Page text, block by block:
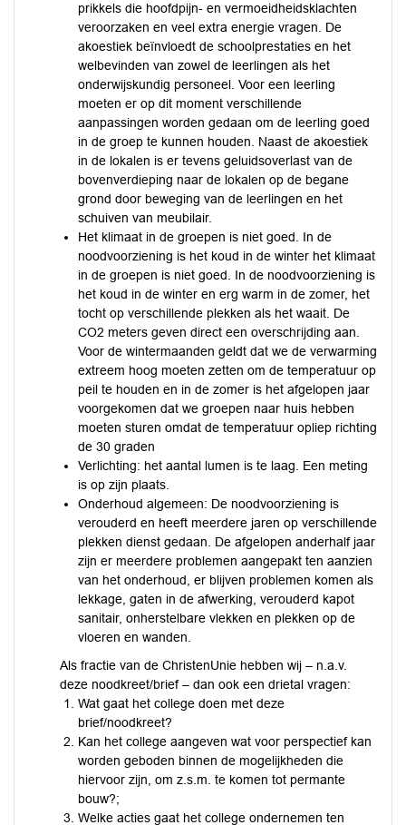
prikkels die hoofdpijn- en vermoeidheidsklachten
veroorzaken en veel extra energie vragen. De
akoestiek beïnvloedt de schoolprestaties en het
welbevinden van zowel de leerlingen als het
onderwijskundig personeel. Voor een leerling
moeten er op dit moment verschillende
aanpassingen worden gedaan om de leerling goed
in de groep te kunnen houden. Naast de akoestiek
in de lokalen is er tevens geluidsoverlast van de
bovenverdieping naar de lokalen op de begane
grond door beweging van de leerlingen en het
schuiven van meubilair.
Het klimaat in de groepen is niet goed. In de
noodvoorziening is het koud in de winter het klimaat
in de groepen is niet goed. In de noodvoorziening is
het koud in de winter en erg warm in de zomer, het
tocht op verschillende plekken als het waait. De
CO2 meters geven direct een overschrijding aan.
Voor de wintermaanden geldt dat we de verwarming
extreem hoog moeten zetten om de temperatuur op
peil te houden en in de zomer is het afgelopen jaar
voorgekomen dat we groepen naar huis hebben
moeten sturen omdat de temperatuur opliep richting
de 30 graden
Verlichting: het aantal lumen is te laag. Een meting
is op zijn plaats.
Onderhoud algemeen: De noodvoorziening is
verouderd en heeft meerdere jaren op verschillende
plekken dienst gedaan. De afgelopen anderhalf jaar
zijn er meerdere problemen aangepakt ten aanzien
van het onderhoud, er blijven problemen komen als
lekkage, gaten in de afwerking, verouderd kapot
sanitair, onherstelbare vlekken en plekken op de
vloeren en wanden.
Als fractie van de ChristenUnie hebben wij – n.a.v.
deze noodkreet/brief – dan ook een drietal vragen:
Wat gaat het college doen met deze
brief/noodkreet?
Kan het college aangeven wat voor perspectief kan
worden geboden binnen de mogelijkheden die
hiervoor zijn, om z.s.m. te komen tot permante
bouw?;
Welke acties gaat het college ondernemen ten